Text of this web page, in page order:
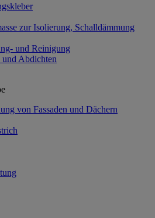
zur Isolierung, Schalldämmung
und Reinigung
Abdichten
von Fassaden und Dächern